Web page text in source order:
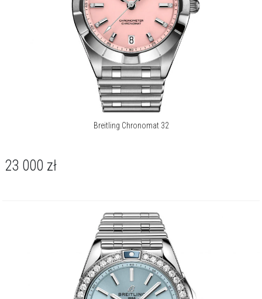
Breitling Chronomat 32
23 000 zł